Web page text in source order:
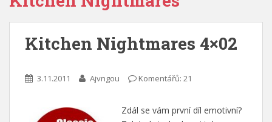
Kitchen Nightmares 4×02
3.11.2011 Ajvngou Komentářů: 21
Zdál se vám první díl emotivní?